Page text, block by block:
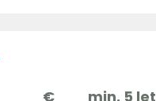
€ min. 5 let